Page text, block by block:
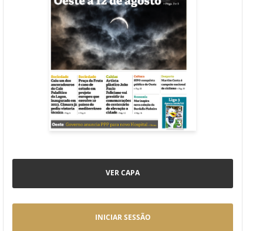
VER CAPA
INICIAR SESSÃO